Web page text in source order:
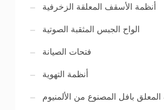
أنظمة الأسقف المعلقة الزخرفية
الواح الجبس المثقبة الصوتية
فتحات الصيانة
أنظمة التهوية
بافل المصنوع من الألمنيوم